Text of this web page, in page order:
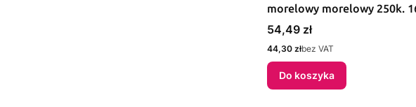
morelowy morelowy 250k.
Trophee (xca41011)
Cena
54,49 zł
Cena
44,30 złbez VAT
Do koszyka